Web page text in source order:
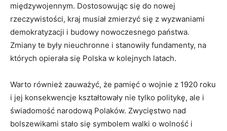
międzywojennym. Dostosowując się ⁣do nowej
rzeczywistości, kraj musiał zmierzyć się z wyzwaniami
demokratyzacji i budowy nowoczesnego państwa.
Zmiany te były nieuchronne i stanowiły fundamenty, na‌
których opierała się Polska w kolejnych latach.
Warto również zauważyć, ‌że pamięć o wojnie z 1920 roku​
i jej konsekwencje kształtowały nie ⁤tylko politykę, ale i
świadomość narodową Polaków. Zwycięstwo nad
bolszewikami stało się symbolem walki o wolność⁢ i